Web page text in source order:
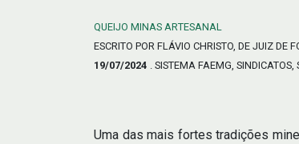
QUEIJO MINAS ARTESANAL
ESCRITO POR FLÁVIO CHRISTO, DE JUIZ DE
19/07/2024
. SISTEMA FAEMG,
Uma das mais fortes tradições